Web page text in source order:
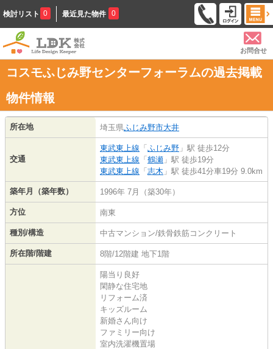
検討リスト 0 最近見た物件 0
お問合せ
コスモふじみ野センターフォーラムの過去掲載
物件情報
所在地 埼玉県ふじみ野市大井
交通
東武東上線 「 ふじみ野 」駅 徒歩12分
東武東上線 「 鶴瀬 」駅 徒歩19分
東武東上線 「 志木 」駅 徒歩41分車19分 9.0km
築年月（築年数） 1996年 7月（築30年）
方位 南東
種別/構造 中古マンション/鉄骨鉄筋コンクリート
所在階/階建 8階/12階建 地下1階
陽当り良好
閑静な住宅地
リフォーム済
キッズルーム
新婚さん向け
ファミリー向け
室内洗濯機置場